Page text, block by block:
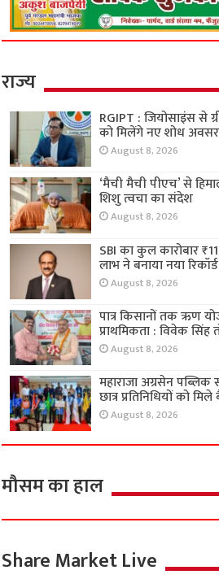
राज्य
RGIPT : जियोसाइंस से
को मिलेंगे नए शोध अवसर
August 8, 2026
‘मैची मैची पीएच’ से
शिशु त्वचा का संदेश
August 8, 2026
SBI का कुल कारोबार
लाभ ने बनाया नया रिकॉर्ड
August 8, 2026
पात्र किसानों तक ऋण
प्राथमिकता : विवेक सिंह
August 8, 2026
महाराजा अग्रसेन
छात्र प्रतिनिधियों को
August 8, 2026
मौसम का हाल
Share Market Live